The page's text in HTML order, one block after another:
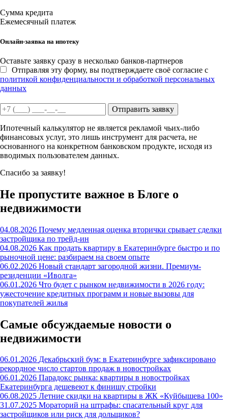
Сумма кредита
Ежемесячный платеж
Онлайн-заявка на ипотеку
Оставьте заявку сразу в несколько банков-партнеров
Отправляя эту форму, вы подтверждаете своё согласие с
политикой конфиденциальности и обработкой персональных
данных
Отправить заявку
Ипотечный калькулятор не является рекламой чьих-либо
финансовых услуг, это лишь инструмент для расчета, не
основанного на конкретном банковском продукте, исходя из
вводимых пользователем данных.
Спасибо за заявку!
Не пропустите важное в Блоге о
недвижимости
04.08.2026 Почему медленная оценка вторички срывает сделки
застройщика по трейд-ин
04.08.2026 Как продать квартиру в Екатеринбурге быстро и по
рыночной цене: разбираем на своем опыте
06.02.2026 Новый стандарт загородной жизни. Премиум-
резиденции «Иволга»
06.01.2026 Что будет с рынком недвижимости в 2026 году:
ужесточение кредитных программ и новые вызовы для
покупателей жилья
Самые обсуждаемые новости о
недвижимости
06.01.2026 Декабрьский бум: в Екатеринбурге зафиксировано
рекордное число стартов продаж в новостройках
06.01.2026 Парадокс рынка: квартиры в новостройках
Екатеринбурга дешевеют к финишу стройки
06.08.2025 Летние скидки на квартиры в ЖК «Куйбышева 100»
31.07.2025 Мораторий на штрафы: спасательный круг для
застройщиков или риск для дольщиков?